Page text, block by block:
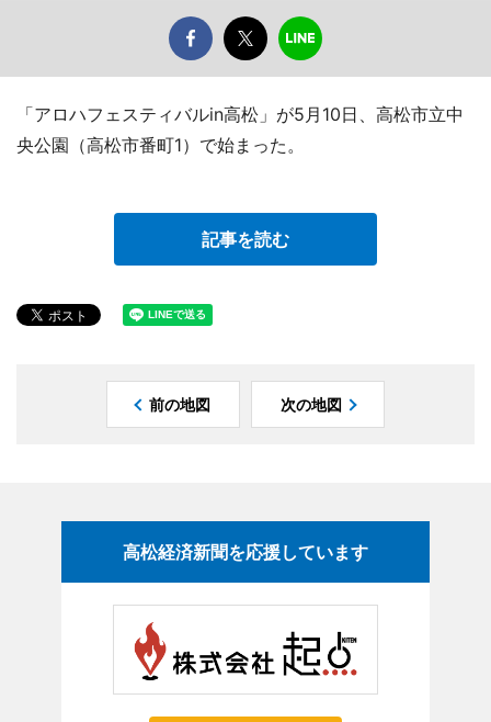
「アロハフェスティバルin高松」が5月10日、高松市立中
央公園（高松市番町1）で始まった。
記事を読む
前の地図 次の地図
高松経済新聞を応援しています